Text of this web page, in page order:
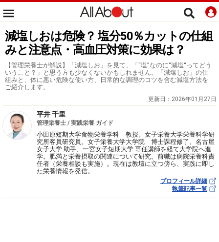
減塩しおは危険？ 塩分50％カットの仕組
みと注意点・高血圧対策に効果は？
【管理栄養士が解説】「減塩しお」を見て、「“塩”なのに“減塩“ってどう
いうこと？」と思う方も少なくないかもしれません。「減塩しお」の仕
組みと、体に悪い危険な使い方、日常的な調理のコツを含む減塩方法を
ご紹介します。
更新日： 2026年01月27日
平井 千里
管理栄養士 / 実践栄養 ガイド
小田原短期大学食物栄養学科 教授。女子栄養大学栄養科学研
究所客員研究員。女子栄養大学大学院 博士課程修了。名古屋
女子大学 助手、一宮女子短期大学 専任講師を経て大学院へ進
学。肥満と栄養摂取の関連について研究。前職は病院栄養科責
任者（栄養相談も実施）。現在は教壇に立つ傍ら、実践に即し
た栄養情報を発信。
プロフィール詳細
執筆記事一覧